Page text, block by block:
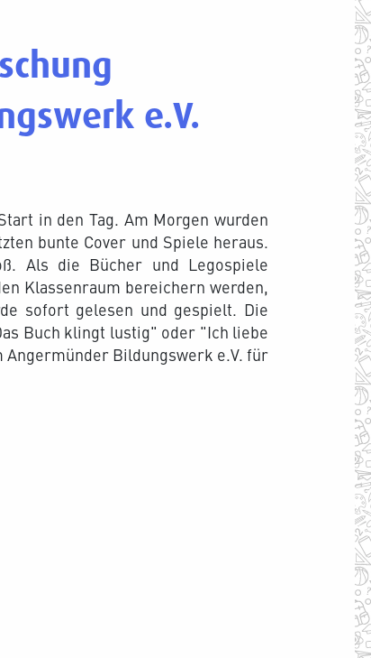
e.V.
in den Tag. Am Morgen wurden
bunte Cover und Spiele heraus.
Als die Bücher und Legospiele
Klassenraum bereichern werden,
sofort gelesen und gespielt. Die
Buch klingt lustig" oder "Ich liebe
Bildungswerk e.V. für